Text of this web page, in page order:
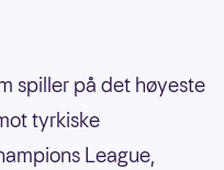
spiller på det høyeste
tyrkiske
League,